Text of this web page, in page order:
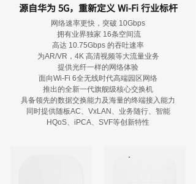
源自华为 5G，重新定义 Wi-Fi 行业标杆
网络速率更快，突破 10Gbps
拥有业界独家 16条空间流
高达 10.75Gbps 的吞吐速率
为AR/VR，4K 高清视频等大流量业务
提供光纤一样的网络体验
面向Wi-Fi 6全无线时代高端园区网络
推出的全新一代旗舰级核心交换机
具备领先的数据交换能力及海量的终端接入能力
同时提供随板AC、VxLAN、业务随行、智能
HQoS、iPCA、SVF等创新特性